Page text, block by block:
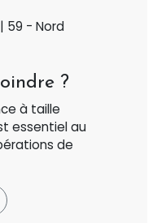
59 - Nord
?
à taille
essentiel au
de